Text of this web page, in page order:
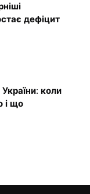
дефіцит
коли
і що